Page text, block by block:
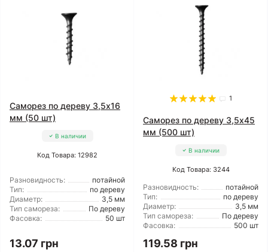
Саморез по дереву 3,5x16
мм (50 шт)
В наличии
Код Товара: 12982
Разновидность:
потайной
Тип:
по дереву
Диаметр:
3,5 мм
Тип самореза:
По дереву
Фасовка:
50 шт
13.07 грн
1
Саморез по дереву 3,5x45
мм (500 шт)
В наличии
Код Товара: 3244
Разновидность:
потайной
Тип:
по дереву
Диаметр:
3,5 мм
Тип самореза:
По дереву
Фасовка:
500 шт
119.58 грн